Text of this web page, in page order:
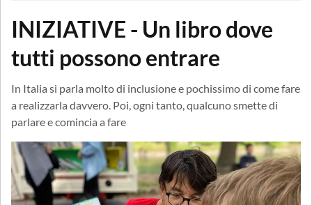
INIZIATIVE - Un libro dove
tutti possono entrare
In Italia si parla molto di inclusione e pochissimo di come fare
a realizzarla davvero. Poi, ogni tanto, qualcuno smette di
parlare e comincia a fare